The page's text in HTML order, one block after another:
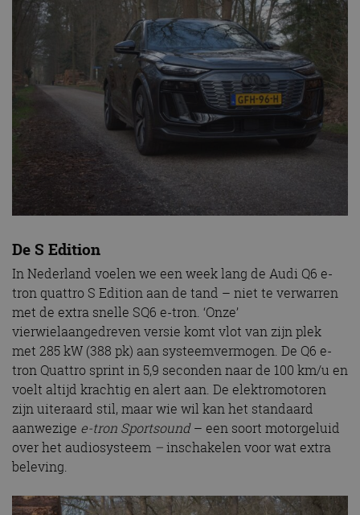
De S Edition
In Nederland voelen we een week lang de Audi Q6 e-
tron quattro S Edition aan de tand – niet te verwarren
met de extra snelle SQ6 e-tron. ‘Onze’
vierwielaangedreven versie komt vlot van zijn plek
met 285 kW (388 pk) aan systeemvermogen. De Q6 e-
tron Quattro sprint in 5,9 seconden naar de 100 km/u en
voelt altijd krachtig en alert aan. De elektromotoren
zijn uiteraard stil, maar wie wil kan het standaard
aanwezige e-tron Sportsound– een soort motorgeluid
over het audiosysteem –inschakelen voor wat extra
beleving.